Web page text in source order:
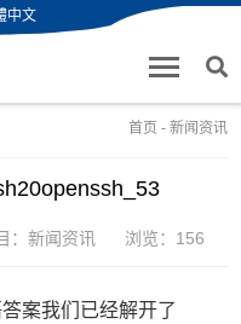
中文
首页 - 新闻资讯
： 新闻资讯 浏览：156
案我们已经解开了